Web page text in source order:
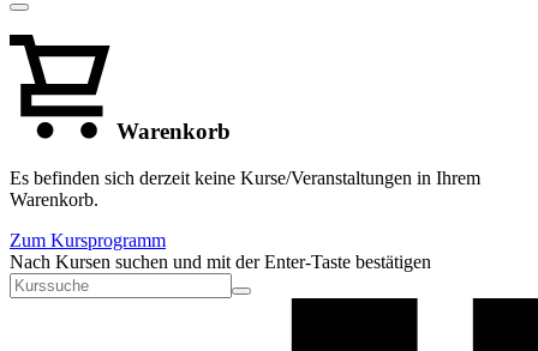
Warenkorb
Es befinden sich derzeit keine Kurse/Veranstaltungen in Ihrem
Warenkorb.
Zum Kursprogramm
Nach Kursen suchen und mit der Enter-Taste bestätigen